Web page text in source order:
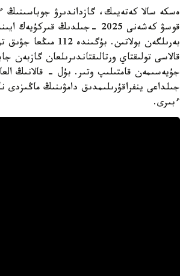
ەسكە سالا كەتەيىك، گازداندىرۋ جوباسىنىڭ
قوسۋ كەشەنى 2025 -جىلدىڭ قىركۇيەك
بەرىلگەن بولاتىن.
قالاسى تولىقتاي ورتالىقتاندىرىلعان گازبەن
جۇيەسىمەن قامتىلىپ وتىر. بۇل - قالانىڭ
جىلداعى ينفراقۇرىلىمدىق دامۋىنىڭ ماڭىزدى
ءبىرى.